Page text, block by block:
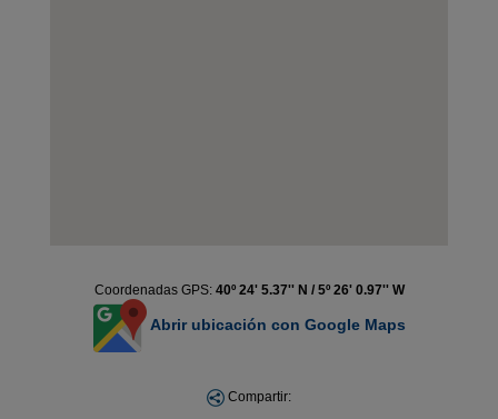
Coordenadas GPS: 40º 24' 5.37'' N / 5º 26' 0.97'' W
Abrir ubicación con Google Maps
Compartir: